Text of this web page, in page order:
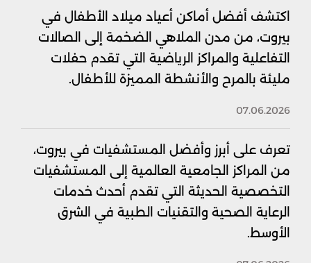
اكتشف أفضل أماكن أعياد ميلاد الأطفال في
بيروت، من مدن الملاهي الضخمة إلى الصالات
التفاعلية والمراكز الرياضية التي تقدم حفلات
مليئة بالمرح والأنشطة المميزة للأطفال.
07.06.2026
تعرف على أبرز وأفضل المستشفيات في بيروت،
من المراكز الجامعية العالمية إلى المستشفيات
التخصصية الحديثة التي تقدم أحدث خدمات
الرعاية الصحية والتقنيات الطبية في الشرق
الأوسط.